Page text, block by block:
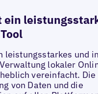
ein
leistungsstarkes und
lokaler
vereinfacht. Die
von Daten und die